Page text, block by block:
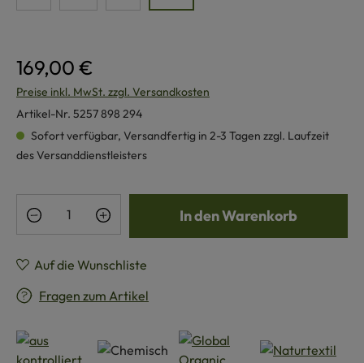
169,00 €
Preise inkl. MwSt. zzgl. Versandkosten
Artikel-Nr. 5257 898 294
Sofort verfügbar, Versandfertig in 2-3 Tagen zzgl. Laufzeit
des Versanddienstleisters
Produkt Anzahl: Gib den gewünschten
In den Warenkorb
Auf die Wunschliste
Fragen zum Artikel